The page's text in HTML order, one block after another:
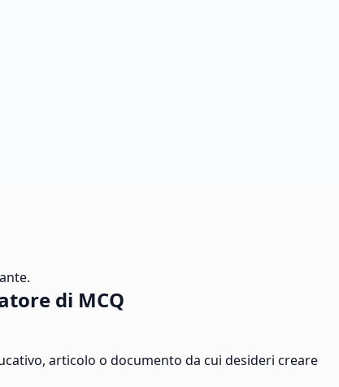
di MCQ
articolo o documento da cui desideri creare